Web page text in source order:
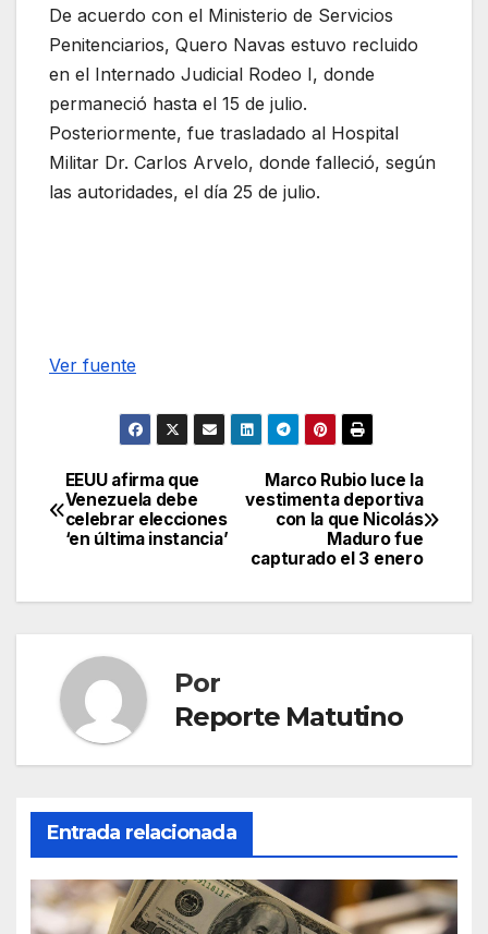
De acuerdo con el Ministerio de Servicios
Penitenciarios, Quero Navas estuvo recluido
en el Internado Judicial Rodeo I, donde
permaneció hasta el 15 de julio.
Posteriormente, fue trasladado al Hospital
Militar Dr. Carlos Arvelo, donde falleció, según
las autoridades, el día 25 de julio.
Ver fuente
Navegación
de
Marco Rubio luce la
vestimenta deportiva
con la que Nicolás
Maduro fue
capturado el 3 enero
EEUU afirma que
Venezuela debe
celebrar elecciones
‘en última instancia’
Por
Reporte Matutino
Entrada relacionada